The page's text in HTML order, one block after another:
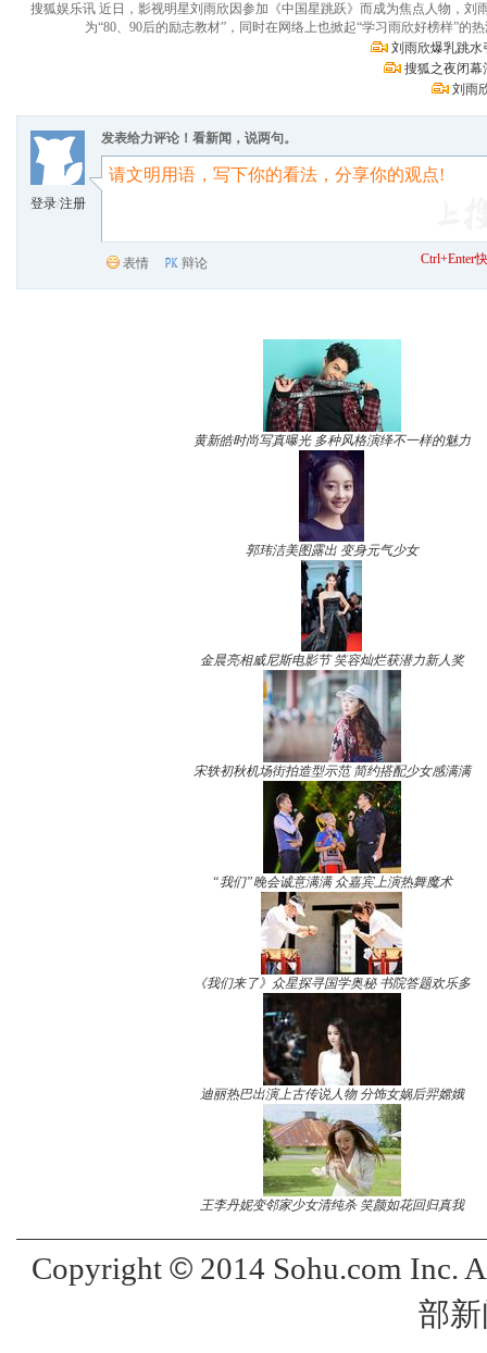
搜狐娱乐讯 近日，影视明星刘雨欣因参加《中国星跳跃》而成为焦点人物，
为“80、90后的励志教材”，同时在网络上也掀起“学习雨欣好榜样”
刘雨欣爆乳跳水
搜狐之夜闭幕
刘雨
登录/注册
发表给力评论！看新闻，说两句。
表情 辩论 Ctrl+Enter
黄新皓时尚写真曝光 多种风格演绎不一样的魅力
郭玮洁美图露出 变身元气少女
金晨亮相威尼斯电影节 笑容灿烂获潜力新人奖
宋轶初秋机场街拍造型示范 简约搭配少女感满满
“我们”晚会诚意满满 众嘉宾上演热舞魔术
《我们来了》众星探寻国学奥秘 书院答题欢乐多
迪丽热巴出演上古传说人物 分饰女娲后羿嫦娥
王李丹妮变邻家少女清纯杀 笑颜如花回归真我
Copyright ©2014 Sohu.com Inc.
部